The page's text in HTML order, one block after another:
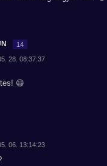
14
28. 08:37:37
😃
06. 13:14:23